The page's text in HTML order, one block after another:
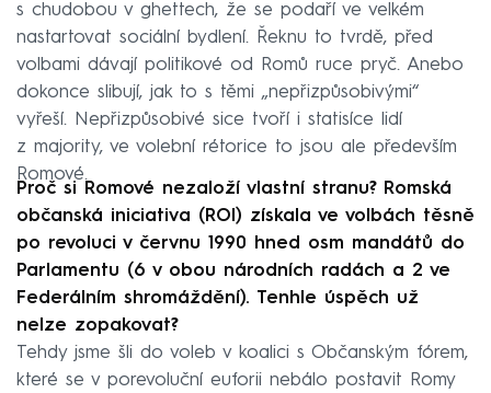
s chudobou v ghettech, že se podaří ve velkém
nastartovat sociální bydlení. Řeknu to tvrdě, před
volbami dávají politikové od Romů ruce pryč. Anebo
dokonce slibují, jak to s těmi „nepřizpůsobivými“
vyřeší. Nepřizpůsobivé sice tvoří i statisíce lidí
z majority, ve volební rétorice to jsou ale především
Romové.
Proč si Romové nezaloží vlastní stranu? Romská
občanská iniciativa (ROI) získala ve volbách těsně
po revoluci v červnu 1990 hned osm mandátů do
Parlamentu (6 v obou národních radách a 2 ve
Federálním shromáždění). Tenhle úspěch už
nelze zopakovat?
Tehdy jsme šli do voleb v koalici s Občanským fórem,
které se v porevoluční euforii nebálo postavit Romy